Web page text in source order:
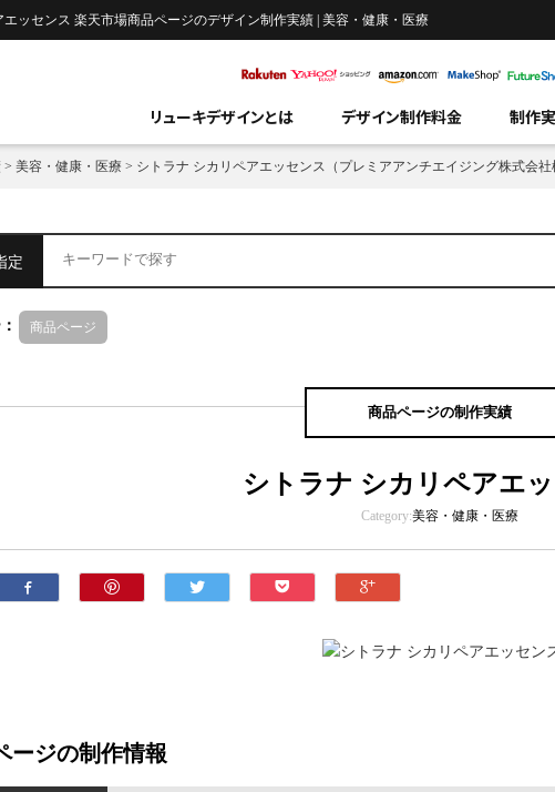
ッセンス 楽天市場商品ページのデザイン制作実績 | 美容・健康・医療
リューキデザインとは デザイン制作料金 制作
> 美容・健康・医療 > シトラナ シカリペアエッセンス（プレミアアンチエイジング株式会社
定
商品ページ
商品ページの制作実績
シトラナ シカリペアエ
Category:美容・健康・医療
ージの制作情報